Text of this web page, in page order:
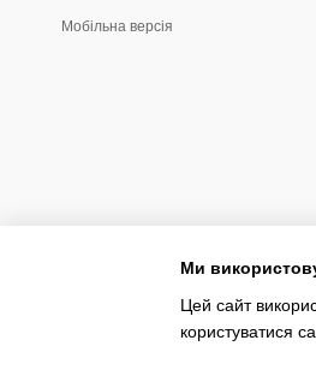
Мобільна версія
Ми
Цей сайт
користуватися